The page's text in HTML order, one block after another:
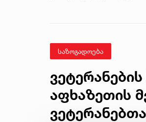
საზოგადოება
აფხაზეთის